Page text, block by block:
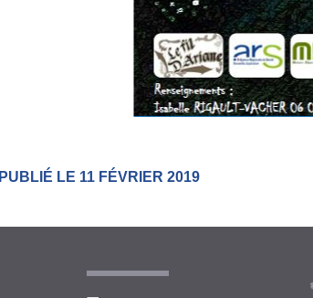
PUBLIÉ LE 11 FÉVRIER 2019